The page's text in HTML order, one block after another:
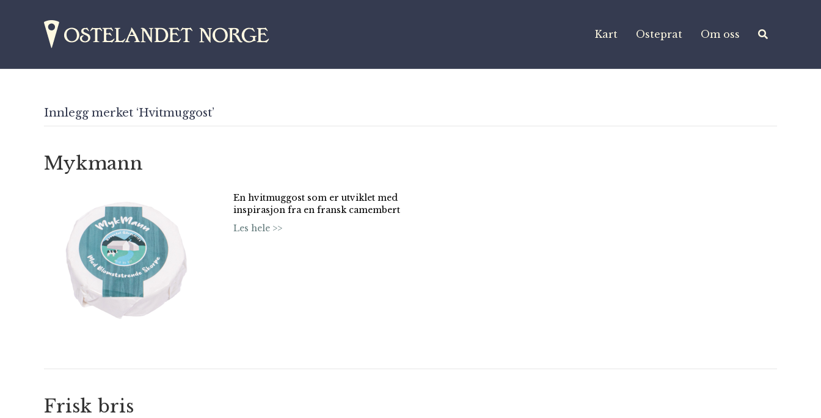
Kart Osteprat Om oss
Innlegg merket ‘Hvitmuggost’
Mykmann
En hvitmuggost som er utviklet med
inspirasjon fra en fransk camembert
Les hele >>
Frisk bris